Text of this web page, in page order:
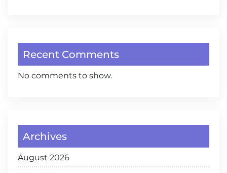
Recent Comments
No comments to show.
Archives
August 2026